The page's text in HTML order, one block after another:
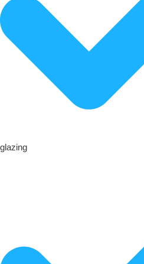
glazing